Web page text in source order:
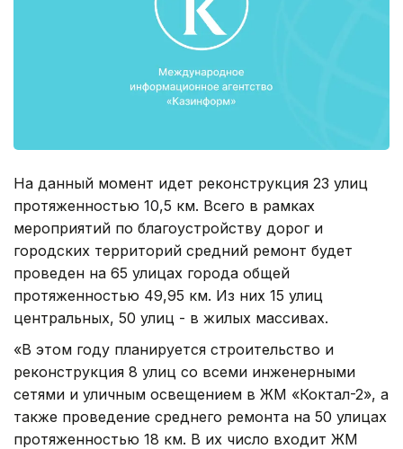
На данный момент идет реконструкция 23 улиц
протяженностью 10,5 км. Всего в рамках
мероприятий по благоустройству дорог и
городских территорий средний ремонт будет
проведен на 65 улицах города общей
протяженностью 49,95 км. Из них 15 улиц
центральных, 50 улиц - в жилых массивах.
«В этом году планируется строительство и
реконструкция 8 улиц со всеми инженерными
сетями и уличным освещением в ЖМ «Коктал-2», а
также проведение среднего ремонта на 50 улицах
протяженностью 18 км. В их число входит ЖМ